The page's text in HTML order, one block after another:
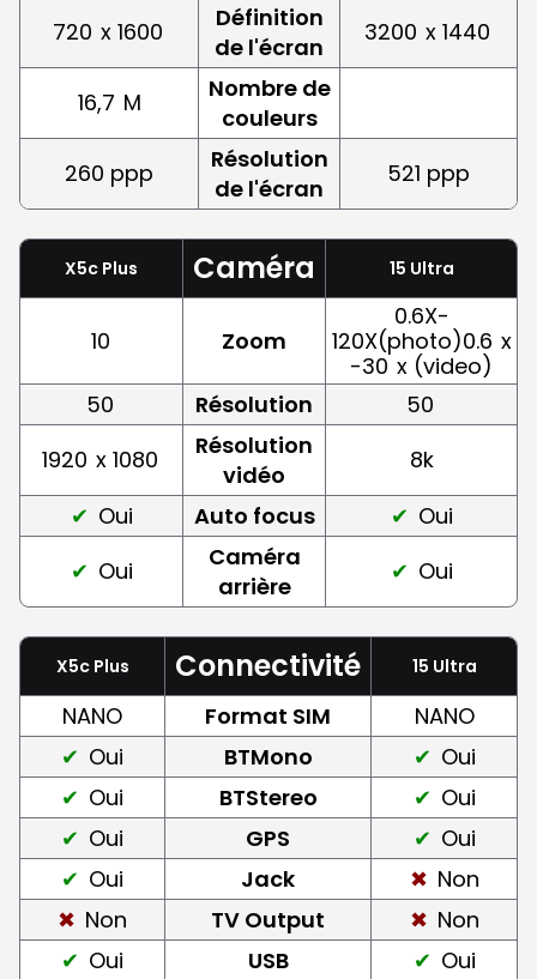
720 x 1600
Définition
de l'écran
3200 x 1440
16,7 M
Nombre de
couleurs
260 ppp
Résolution
de l'écran
521 ppp
X5c Plus Caméra 15 Ultra
10 Zoom
0.6X-
120X(photo)0.6 x
-30 x (video)
50
Résolution
50
1920 x 1080
Résolution
vidéo
8k
Oui
Auto focus
Oui
Oui
Caméra
arrière
Oui
X5c Plus Connectivité 15 Ultra
NANO Format SIM
NANO
Oui
BTMono
Oui
Oui
BTStereo
Oui
Oui
GPS
Oui
Oui
Jack
Non
Non
TV Output
Non
Oui
USB Oui